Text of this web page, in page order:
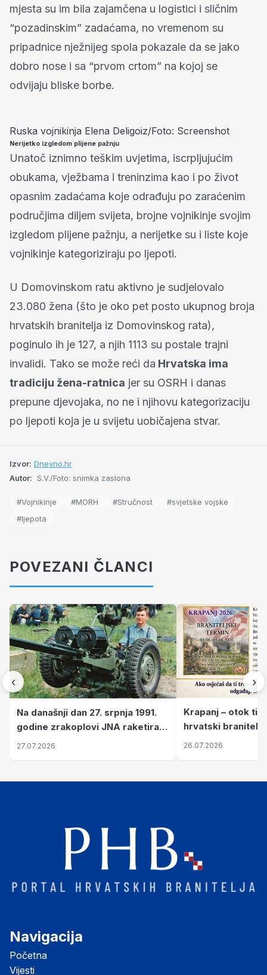
mjesta su im bila zajamčena u logistici i sličnim
“pozadinskim” zadaćama, no vremenom su
pripadnice nježnijeg spola pokazale da se jako
dobro nose i sa “prvom crtom” na kojoj se
odvijaju bliske borbe.
Ruska vojnikinja Elena Deligoiz/Foto: Screenshot
Nerijetko izgledom plijene pažnju
Unatoč iznimno teškim uvjetima, iscrpljujućim
obukama, vježbama i treninzima kao i po život
opasnim zadaćama koje odrađuju po zaraćenim
područjima diljem svijeta, brojne vojnikinje svojim
izgledom plijene pažnju, a nerijetke su i liste koje
vojnikinje kategoriziraju po ljepoti.
U Domovinskom ratu aktivno je sudjelovalo
23.080 žena (što je oko pet posto ukupnog broja
hrvatskih branitelja iz Domovinskog rata),
poginulo ih je 127, a njih 1113 su postale trajni
invalidi. Tako se može reći da Hrvatska ima
tradiciju žena-ratnica jer su OSRH i danas
prepune djevojaka, no ne i njihovu kategorizaciju
po ljepoti koja je u svijetu uobičajena stvar.
Izvor: Dnevno.hr
Autor: S.V./Foto: snimka zaslona
#Vojnikinje #MORH #Stručnost
#svjetske vojske
#ljepota
POVEZANI ČLANCI
‹
Na današnji dan 27. srpnja 1991.
godine zrakoplovi JNA raketirali
su vojarnu i obučni centar "Nikola
27.07.2026
Krapanj – otok
hrvatski branitelji
pronalaze mir
26.07.2026
›
Navigacija
Početna
Vijesti